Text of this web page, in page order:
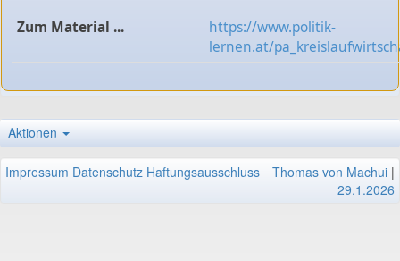
Zum Material ...
https://www.politik-
lernen.at/
Aktionen
Impressum Datenschutz Haftungsausschluss Thomas von Machui |
29.1.2026